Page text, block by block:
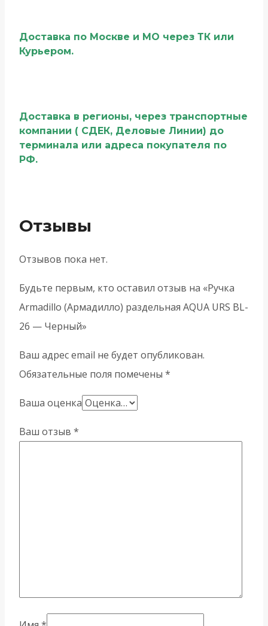
Доставка по Москве и МО через ТК или
Курьером.
Доставка в регионы, через транспортные
компании ( СДЕК, Деловые Линии) до
терминала или адреса покупателя по
РФ.
Отзывы
Отзывов пока нет.
Будьте первым, кто оставил отзыв на «Ручка
Armadillo (Армадилло) раздельная AQUA URS BL-
26 — Черный»
Ваш адрес email не будет опубликован.
Обязательные поля помечены *
Ваша оценка
Ваш отзыв *